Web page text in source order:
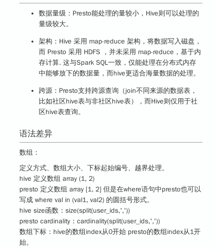
数据量级：Presto能处理的量较小，Hive则可以处理的
量级较大。
架构：Hive 采用 map-reduce 架构，将数据写入磁盘，
而 Presto 采用 HDFS ，并未采用 map-reduce，基于内
存计算. 这与Spark SQL一致，仅能处理在分布式内存
中能够放下的数据量，而hive更适合海量数据的处理。
跨源：Presto支持跨源查询（join不同来源的数据表，
比如社区hive表与非社区hive表），而Hive则仅用于社
区hive表查询。
语法差异
数组：
定义方式、数组大小、下标起始编号、越界处理。
hive 定义数组 array (1, 2)
presto 定义数组 array [1, 2] 但是在where语句中presto也可以
写成 where val in (val1, val2) 的圆括号形式。
hive size函数：size(split(user_ids,','))
presto cardinality：cardinality(split(user_ids,','))
数组下标：hive的数组index从0开始 presto的数组index从1开
始。